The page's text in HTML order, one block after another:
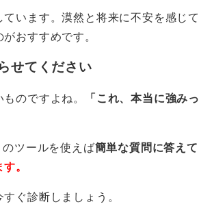
いました。
とした将来への不安がずっと残
てキャリアを考えよう
とし込んでいく必要があります。
います。漠然と将来に不安を感じて
おすすめです。
せてください
のですよね。
「これ、本当に強みっ
のツールを使えば簡単な質問に答えて
。
ぐ診断しましょう。